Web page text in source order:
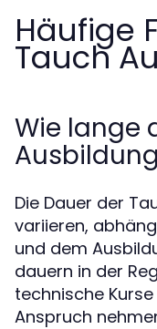
Häufige
Tauch
Wie lange
Die Dauer der
variieren,
und dem
dauern in der
technische
Anspruch